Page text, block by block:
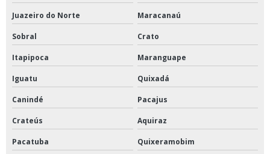
Juazeiro do Norte Maracanaú
Sobral Crato
Itapipoca Maranguape
Iguatu Quixadá
Canindé Pacajus
Crateús Aquiraz
Pacatuba
Quixeramobim